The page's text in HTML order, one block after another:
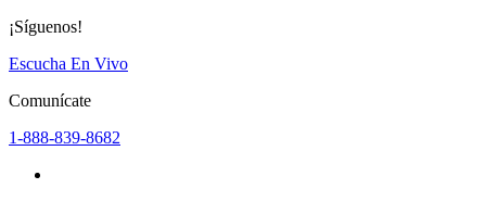
¡Síguenos!
Escucha En Vivo
Comunícate
1-888-839-8682